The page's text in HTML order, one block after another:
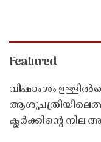
Featured
വിഷാംശം
ക്ലർക്കിൻ്റെ